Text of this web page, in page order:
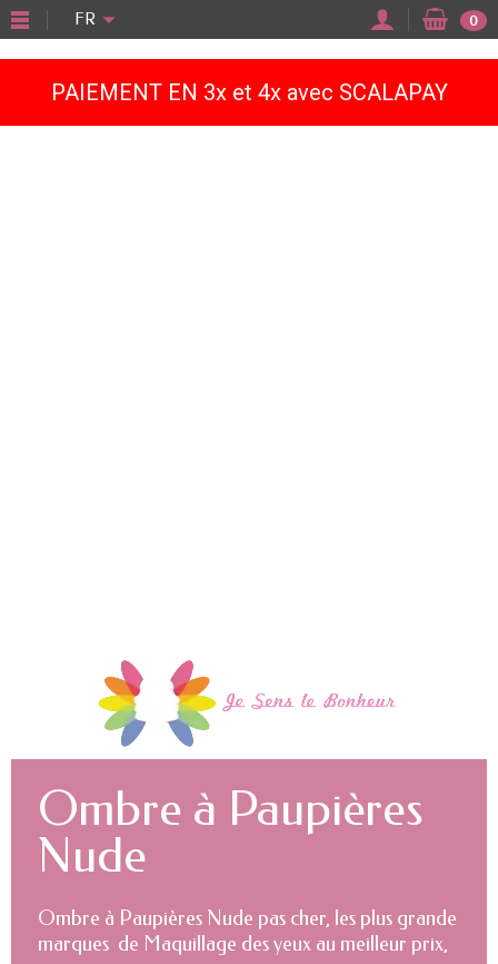
PAIEMENT EN 3x et 4x avec SCALAPAY
FR 0
Ombre à Paupières
Nude
Ombre à Paupières Nude pas cher, les plus grande
marques de Maquillage des yeux au meilleur prix,